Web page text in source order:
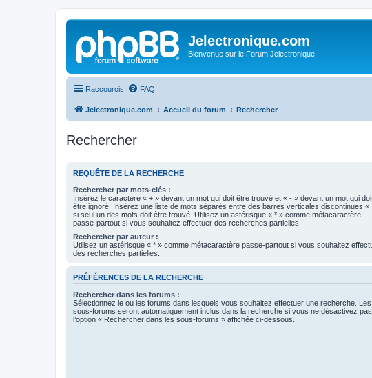
Jelectronique.com
Bienvenue sur le Forum Jelectronique
Raccourcis FAQ
Jelectronique.com Accueil du forum Rechercher
Rechercher
REQUÊTE DE LA RECHERCHE
Rechercher par mots-clés :
Insérez le caractère « + » devant un mot qui doit être trouvé et « - » devant un mot qui
être ignoré. Insérez une liste de mots séparés entre des barres verticales discontinues «
si seul un des mots doit être trouvé. Utilisez un astérisque « * » comme métacaractère
passe-partout si vous souhaitez effectuer des recherches partielles.
Rechercher par auteur :
Utilisez un astérisque « * » comme métacaractère passe-partout si vous souhaitez
des recherches partielles.
PRÉFÉRENCES DE LA RECHERCHE
Rechercher dans les forums :
Sélectionnez le ou les forums dans lesquels vous souhaitez effectuer une recherche. Les
sous-forums seront automatiquement inclus dans la recherche si vous ne désactivez pas
l’option « Rechercher dans les sous-forums » affichée ci-dessous.